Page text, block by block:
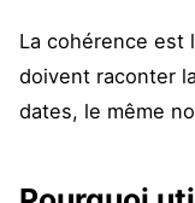
La cohérence est
doivent raconter
dates, le même